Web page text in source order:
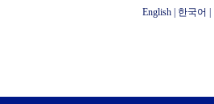
English 한국어